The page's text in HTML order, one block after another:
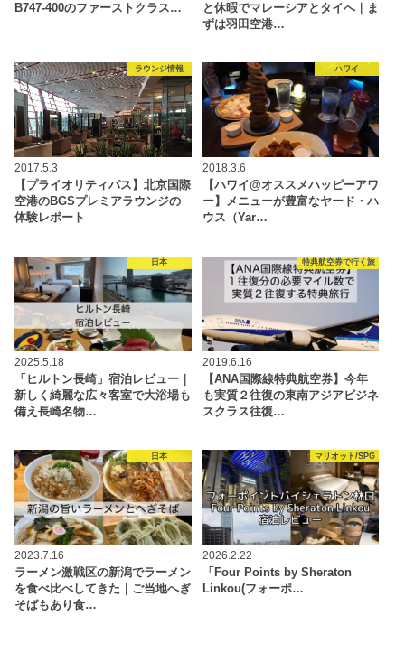
B747-400のファーストクラス…
と休暇でマレーシアとタイへ｜ま
ずは羽田空港…
ラウンジ情報
2017.5.3
【プライオリティパス】北京国際
空港のBGSプレミアラウンジの
体験レポート
ハワイ
2018.3.6
【ハワイ@オススメハッピーアワ
ー】メニューが豊富なヤード・ハ
ウス（Yar…
日本
2025.5.18
「ヒルトン長崎」宿泊レビュー｜
新しく綺麗な広々客室で大浴場も
備え長崎名物…
特典航空券で行く旅
2019.6.16
【ANA国際線特典航空券】今年
も実質２往復の東南アジアビジネ
スクラス往復…
日本
2023.7.16
ラーメン激戦区の新潟でラーメン
を食べ比べしてきた｜ご当地へぎ
そばもあり食…
マリオット/SPG
2026.2.22
「Four Points by Sheraton
Linkou(フォーポ…